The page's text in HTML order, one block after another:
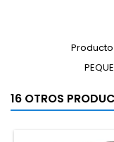
16 OTROS